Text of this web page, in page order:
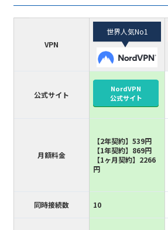
アンドラ(1) :
アゼルバイジャン(1) :
ボスニア・ヘルツェゴビナ(1) :
ブルガリア(1) :
VPN
世界人気No1
公式サイト
NordVPN
公式サイト
月額料金
【2年契約】539円
【1年契約】869円
【1ヶ月契約】2266
円
同時接続数 10